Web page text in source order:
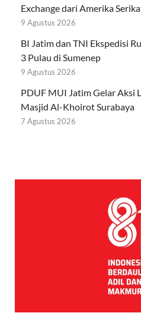
Exchange dari Amerika
9 Agustus 2026
BI Jatim dan TNI Ekspedisi
3 Pulau di Sumenep
9 Agustus 2026
PDUF MUI Jatim Gelar Aksi
Masjid Al-Khoirot Surabaya
7 Agustus 2026